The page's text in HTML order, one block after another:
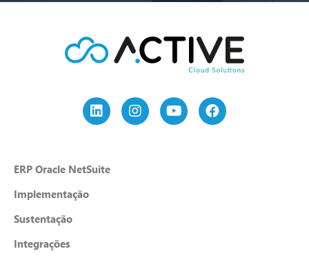
ERP Oracle NetSuite
Implementação
Sustentação
Integrações